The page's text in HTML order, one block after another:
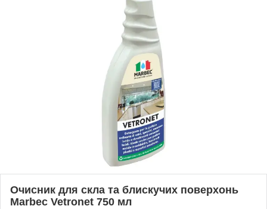
Очисник для скла та блискучих поверхонь
Marbec Vetronet 750 мл